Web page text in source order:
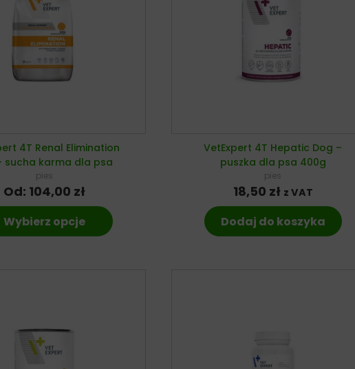
4T Renal Elimination
sucha karma dla psa
pies
Od: 104,00 zł
Wybierz opcje
VetExpert 4T Hepatic Dog –
puszka dla psa 400g
pies
18,50 zł z VAT
Dodaj do koszyka